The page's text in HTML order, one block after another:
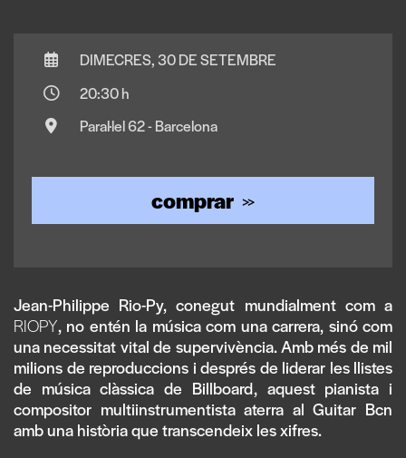
DIMECRES, 30 DE SETEMBRE
20:30 h
Paral·lel 62 - Barcelona
comprar >>
Jean-Philippe Rio-Py, conegut mundialment com a
RIOPY, no entén la música com una carrera, sinó com
una necessitat vital de supervivència. Amb més de mil
milions de reproduccions i després de liderar les llistes
de música clàssica de Billboard, aquest pianista i
compositor multiinstrumentista aterra al Guitar Bcn
amb una història que transcendeix les xifres.